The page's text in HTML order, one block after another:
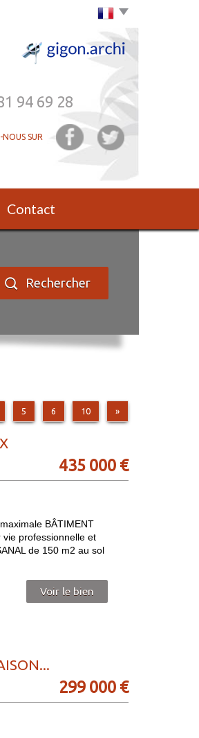
94 69 28
NOUS SUR
Contact
Rechercher
5 6 10 »
435 000 €
BÂTIMENT
vie professionnelle et
de 150 m2 au sol
Voir le bien
299 000 €